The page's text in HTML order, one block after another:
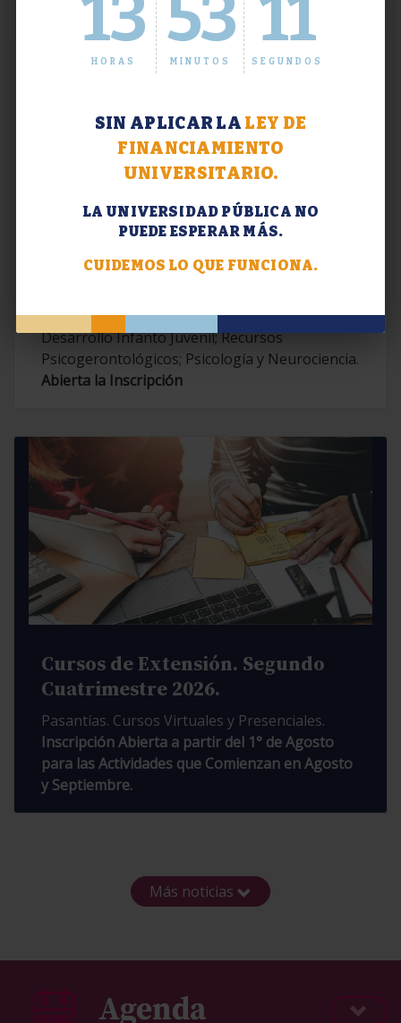
13
HORAS
53
MINUTOS
12
SEGUNDOS
SIN APLICAR LA LEY DE
FINANCIAMIENTO
UNIVERSITARIO.
LA UNIVERSIDAD PÚBLICA NO
PUEDE ESPERAR MÁS.
CUIDEMOS LO QUE FUNCIONA.
Extensión. Diplomaturas 2026.
Contemporáneas; Problemáticas en el
Desarrollo Infanto Juvenil; Recursos
Psicogerontológicos; Psicología y Neurociencia.
Abierta la Inscripción
Cursos de Extensión. Segundo
Cuatrimestre 2026.
Pasantías. Cursos Virtuales y Presenciales.
Inscripción Abierta a partir del 1° de Agosto
para las Actividades que Comienzan en Agosto
y Septiembre.
Más noticias